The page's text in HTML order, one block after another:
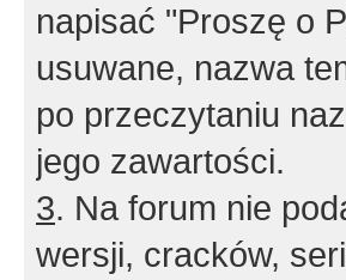
napisać "Proszę o
usuwane, nazwa
po przeczytaniu
jego zawartości.
3. Na forum nie
wersji, cracków,